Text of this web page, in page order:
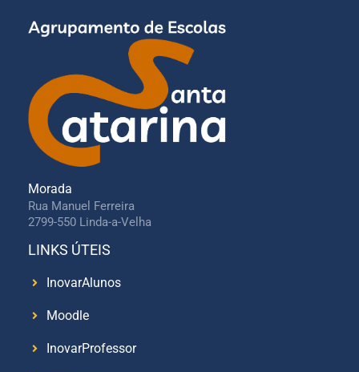
Morada
Rua Manuel Ferreira
2799-550 Linda-a-Velha
LINKS ÚTEIS
InovarAlunos
Moodle
InovarProfessor